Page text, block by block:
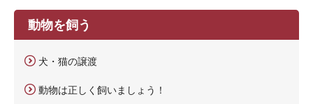
動物を飼う
犬・猫の譲渡
動物は正しく飼いましょう！